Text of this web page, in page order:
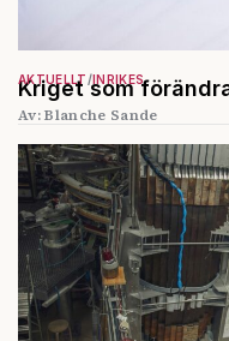
Kriget som
AKTUELLT INRIKES
Av: Blanche Sande